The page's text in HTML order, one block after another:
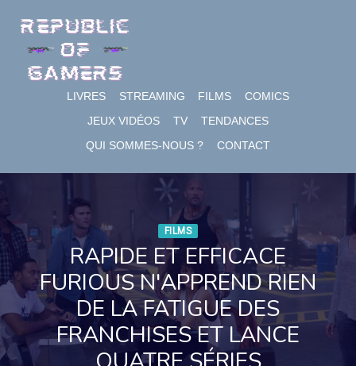
content
LIVRES STREAMING FILMS
COMICS
JEUX VIDÉOS
TV
TENDANCES
QUI SOMMES-NOUS ?
CONTACT
FILMS
RAPIDE ET EFFICACE
FURIOUS N'APPREND RIEN
DE LA FATIGUE DES
FRANCHISES ET LANCE